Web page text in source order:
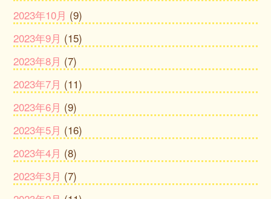
2023年10月 (9)
2023年9月 (15)
2023年8月 (7)
2023年7月 (11)
2023年6月 (9)
2023年5月 (16)
2023年4月 (8)
2023年3月 (7)